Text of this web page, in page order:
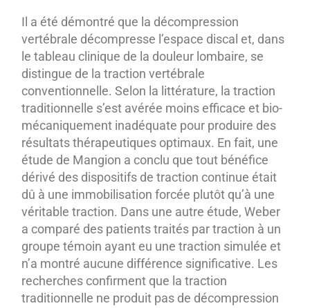
Il a été démontré que la décompression
vertébrale décompresse l’espace discal et, dans
le tableau clinique de la douleur lombaire, se
distingue de la traction vertébrale
conventionnelle. Selon la littérature, la traction
traditionnelle s’est avérée moins efficace et bio-
mécaniquement inadéquate pour produire des
résultats thérapeutiques optimaux. En fait, une
étude de Mangion a conclu que tout bénéfice
dérivé des dispositifs de traction continue était
dû à une immobilisation forcée plutôt qu’à une
véritable traction. Dans une autre étude, Weber
a comparé des patients traités par traction à un
groupe témoin ayant eu une traction simulée et
n’a montré aucune différence significative. Les
recherches confirment que la traction
traditionnelle ne produit pas de décompression